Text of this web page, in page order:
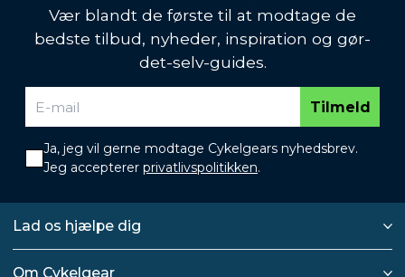
Vær blandt de første til at modtage de
bedste tilbud, nyheder, inspiration og gør-
det-selv-guides.
Tilmeld
Ja, jeg vil gerne modtage Cykelgears nyhedsbrev.
Jeg accepterer privatlivspolitikken.
Lad os hjælpe dig
Om Cykelgear